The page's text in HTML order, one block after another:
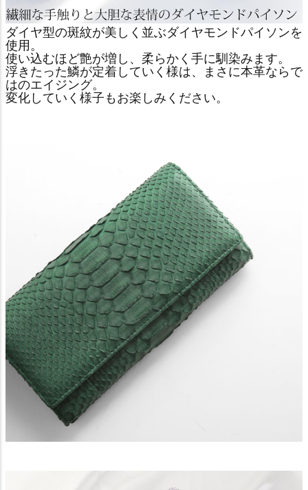
ダイヤ型の斑紋が美しく並ぶダイヤモンドパイソンを
使用。
使い込むほど艶が増し、柔らかく手に馴染みます。
浮きたった鱗が定着していく様は、まさに本革ならで
はのエイジング。
変化していく様子もお楽しみください。